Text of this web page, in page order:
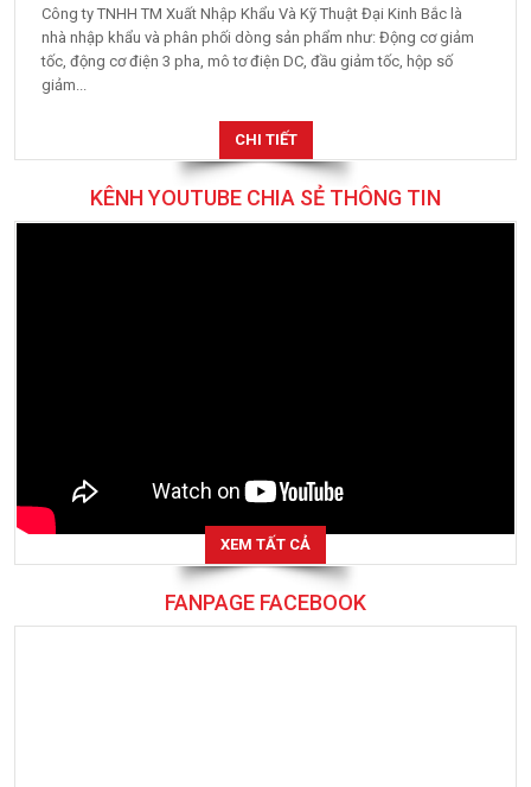
Công ty TNHH TM Xuất Nhập Khẩu Và Kỹ Thuật Đại Kinh Bắc là
nhà nhập khẩu và phân phối dòng sản phẩm như: Động cơ giảm
tốc, động cơ điện 3 pha, mô tơ điện DC, đầu giảm tốc, hộp số
giảm...
CHI TIẾT
KÊNH YOUTUBE CHIA SẺ THÔNG TIN
XEM TẤT CẢ
FANPAGE FACEBOOK